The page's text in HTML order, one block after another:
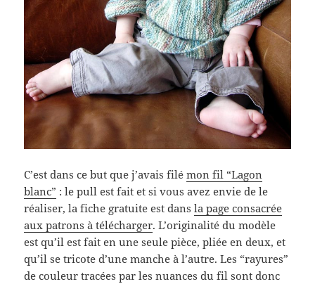
C’est dans ce but que j’avais filémon fil “Lagon
blanc” : le pull est fait et si vous avez envie de le
réaliser, la fiche gratuite est dansla page consacrée
aux patrons à télécharger. L’originalité du modèle
est qu’il est fait en une seule pièce, pliée en deux, et
qu’il se tricote d’une manche à l’autre. Les “rayures”
de couleur tracées par les nuances du fil sont donc